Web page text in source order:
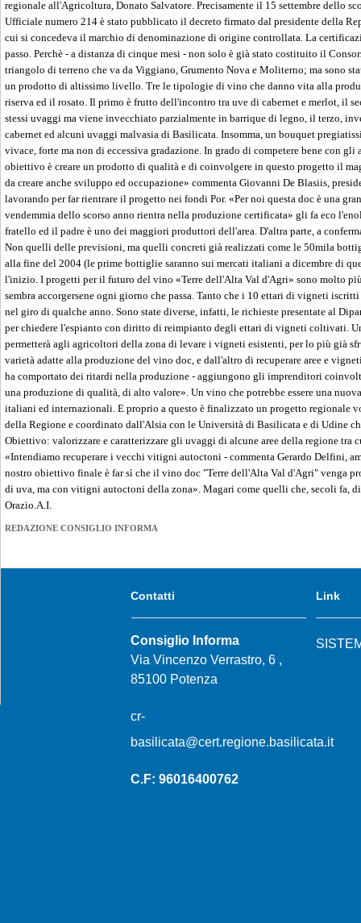
regionale all'Agricoltura, Donato Salvatore. Precisamente il 15 settembre dello
Ufficiale numero 214 è stato pubblicato il decreto firmato dal presidente della
cui si concedeva il marchio di denominazione di origine controllata. La
passo. Perchè - a distanza di cinque mesi - non solo è già stato costituito il
triangolo di terreno che va da Viggiano, Grumento Nova e Moliterno; ma sono
un prodotto di altissimo livello. Tre le tipologie di vino che danno vita alla
riserva ed il rosato. Il primo è frutto dell'incontro tra uve di cabernet e merlot, il
stessi uvaggi ma viene invecchiato parzialmente in barrique di legno, il terzo,
cabernet ed alcuni uvaggi malvasia di Basilicata. Insomma, un bouquet
vivace, forte ma non di eccessiva gradazione. In grado di competere bene con
obiettivo è creare un prodotto di qualità e di coinvolgere in questo progetto il
da creare anche sviluppo ed occupazione» commenta Giovanni De Blasiis,
lavorando per far rientrare il progetto nei fondi Por. «Per noi questa doc è una
vendemmia dello scorso anno rientra nella produzione certificata» gli fa eco
fratello ed il padre è uno dei maggiori produttori dell'area. D'altra parte, a
Non quelli delle previsioni, ma quelli concreti già realizzati come le 50mila
alla fine del 2004 (le prime bottiglie saranno sui mercati italiani a dicembre di
l'inizio. I progetti per il futuro del vino «Terre dell'Alta Val d'Agri» sono molto
sembra accorgersene ogni giorno che passa. Tanto che i 10 ettari di vigneti
nel giro di qualche anno. Sono state diverse, infatti, le richieste presentate al
per chiedere l'espianto con diritto di reimpianto degli ettari di vigneti coltivati.
permetterà agli agricoltori della zona di levare i vigneti esistenti, per lo più già
varietà adatte alla produzione del vino doc, e dall'altro di recuperare aree e
ha comportato dei ritardi nella produzione - aggiungono gli imprenditori
una produzione di qualità, di alto valore». Un vino che potrebbe essere una
italiani ed internazionali. E proprio a questo è finalizzato un progetto regionale
della Regione e coordinato dall'Alsia con le Università di Basilicata e di Udine
Obiettivo: valorizzare e caratterizzare gli uvaggi di alcune aree della regione tra
«Intendiamo recuperare i vecchi vitigni autoctoni - commenta Gerardo Delfini,
nostro obiettivo finale è far sì che il vino doc "Terre dell'Alta Val d'Agri" venga
di uva, ma con vitigni autoctoni della zona». Magari come quelli che, secoli fa,
Orazio.A.I.
REDAZIONE CONSIGLIO INFORMA
Contatti
Consiglio Informa
Via Vincenzo Verrastro, 6 ,
85100 Potenza
cr-
basilicata@cert.regione.basilicata.it
C.F: 96016400762
Link